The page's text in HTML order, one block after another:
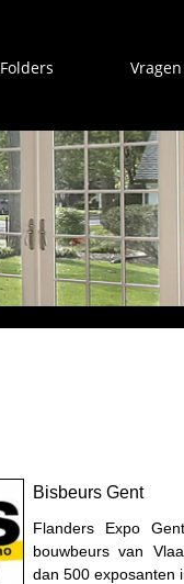
Vragen
Folders
Bisbeurs Gent
Flanders Expo
bouwbeurs van
dan 500 exposanten